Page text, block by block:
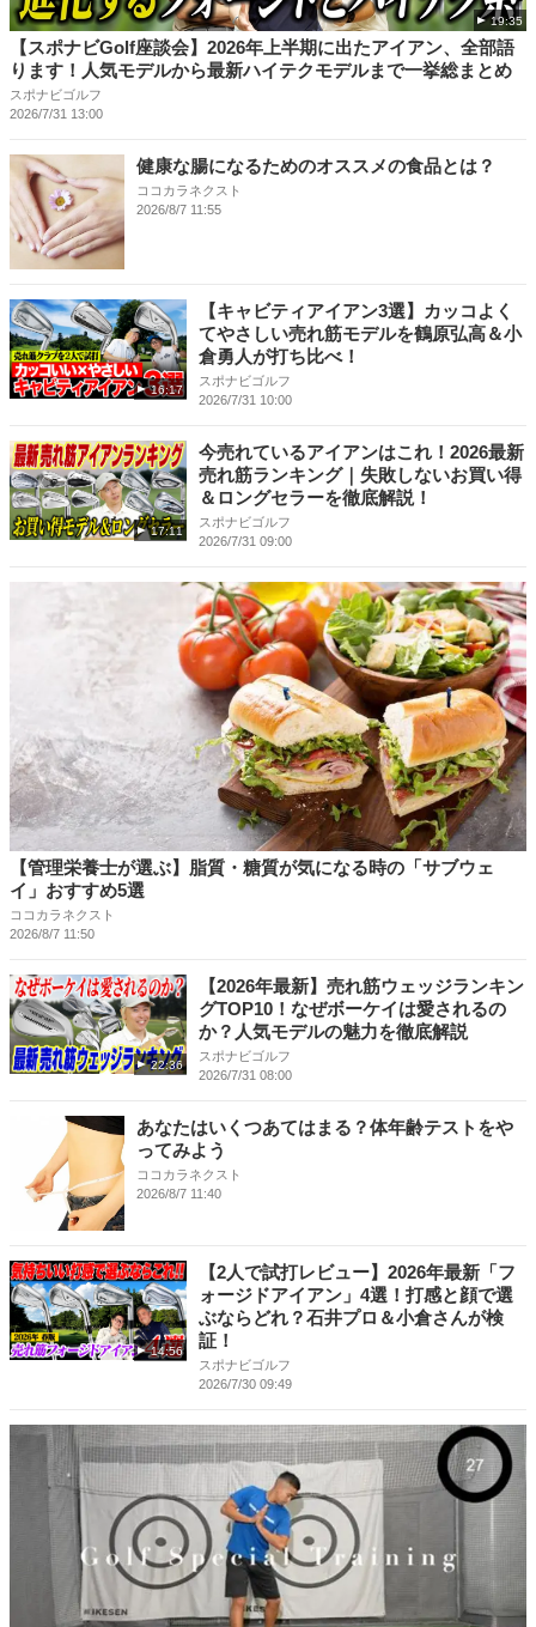
19:35
【スポナビGolf座談会】2026年上半期に出たアイアン、全部語
ります！人気モデルから最新ハイテクモデルまで一挙総まとめ
スポナビゴルフ
2026/7/31 13:00
健康な腸になるためのオススメの食品とは？
ココカラネクスト
2026/8/7 11:55
16:17
【キャビティアイアン3選】カッコよく
てやさしい売れ筋モデルを鶴原弘高＆小
倉勇人が打ち比べ！
スポナビゴルフ
2026/7/31 10:00
17:11
今売れているアイアンはこれ！2026最新
売れ筋ランキング｜失敗しないお買い得
＆ロングセラーを徹底解説！
スポナビゴルフ
2026/7/31 09:00
【管理栄養士が選ぶ】脂質・糖質が気になる時の「サブウェ
イ」おすすめ5選
ココカラネクスト
2026/8/7 11:50
22:36
【2026年最新】売れ筋ウェッジランキン
グTOP10！なぜボーケイは愛されるの
か？人気モデルの魅力を徹底解説
スポナビゴルフ
2026/7/31 08:00
あなたはいくつあてはまる？体年齢テストをや
ってみよう
ココカラネクスト
2026/8/7 11:40
14:56
【2人で試打レビュー】2026年最新「フ
ォージドアイアン」4選！打感と顔で選
ぶならどれ？石井プロ＆小倉さんが検
証！
スポナビゴルフ
2026/7/30 09:49